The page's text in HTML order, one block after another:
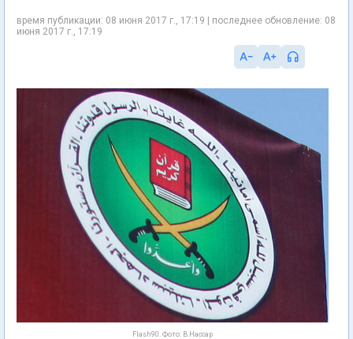
время публикации: 08 июня 2017 г., 17:19 | последнее обновление: 08
июня 2017 г., 17:19
Flash90. Фото: В.Нассар